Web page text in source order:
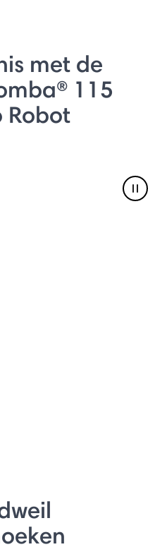
met de
115
Robot